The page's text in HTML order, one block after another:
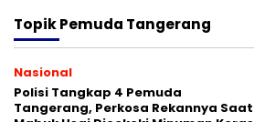
TopikPemuda Tangerang
Nasional
Polisi Tangkap 4 Pemuda
Tangerang, Perkosa Rekannya Saat